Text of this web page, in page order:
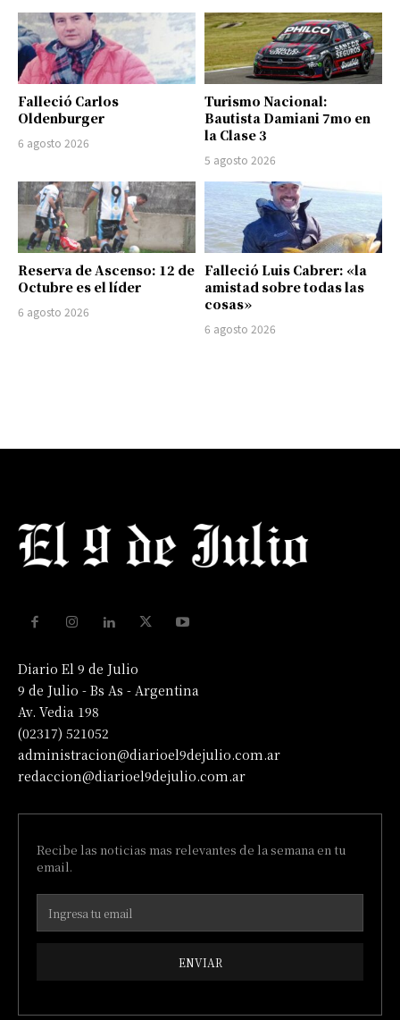
Falleció Carlos
Oldenburger
6 agosto 2026
Turismo Nacional:
Bautista Damiani 7mo en
la Clase 3
5 agosto 2026
Reserva de Ascenso: 12 de
Octubre es el líder
6 agosto 2026
Falleció Luis Cabrer: «la
amistad sobre todas las
cosas»
6 agosto 2026
Diario El 9 de Julio
9 de Julio - Bs As - Argentina
Av. Vedia 198
(02317) 521052
administracion@diarioel9dejulio.com.ar
redaccion@diarioel9dejulio.com.ar
Recibe las noticias mas relevantes de la semana en tu
email.
ENVIAR